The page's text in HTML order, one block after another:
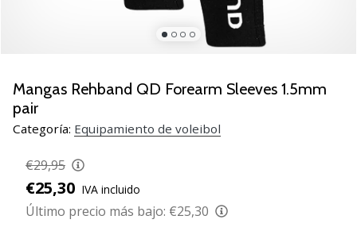
Navidad
para
jugadores
de
¡Nuestros
consejos
te
ayudarán
Mangas Rehband QD Forearm Sleeves 1.5mm
pair
Categoría: Equipamiento de voleibol
€29,95
€25,30 IVA incluido
Último precio más bajo: €25,30